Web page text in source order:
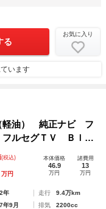
る
お気に入り
います
軽油） 純正ナビ フ
ルセグＴＶ Ｂｌｕ
サイドカメラ スマ
グストップ
(税込)
万円
本体価格
46.9
万円
諸費用
13
万円
年 走行
9.4万km
年9月 排気
2200cc